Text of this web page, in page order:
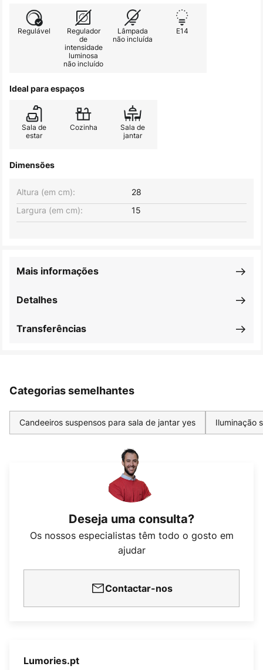
Regulável
Regulador
de
intensidade
luminosa
não incluído
Lâmpada
não incluída
E14
Ideal para espaços
Sala de
estar
Cozinha
Sala de
jantar
Dimensões
Largura (em cm): 15
Altura (em cm): 28
Detalhes
Mais informações
Transferências
Categorias semelhantes
Candeeiros suspensos para sala de jantar yes Iluminação
Deseja uma consulta?
Os nossos especialistas têm todo o gosto em
ajudar
Contactar-nos
Lumories.pt